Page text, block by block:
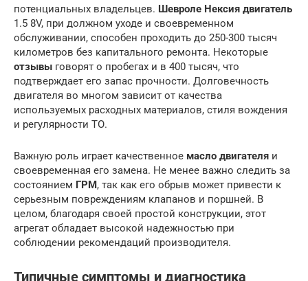
потенциальных владельцев. Шевроле Нексия двигатель
1.5 8V, при должном уходе и своевременном
обслуживании, способен проходить до 250-300 тысяч
километров без капитального ремонта. Некоторые
отзывы говорят о пробегах и в 400 тысяч, что
подтверждает его запас прочности. Долговечность
двигателя во многом зависит от качества
используемых расходных материалов, стиля вождения
и регулярности ТО.
Важную роль играет качественное масло двигателя и
своевременная его замена. Не менее важно следить за
состоянием ГРМ, так как его обрыв может привести к
серьезным повреждениям клапанов и поршней. В
целом, благодаря своей простой конструкции, этот
агрегат обладает высокой надежностью при
соблюдении рекомендаций производителя.
Типичные симптомы и диагностика